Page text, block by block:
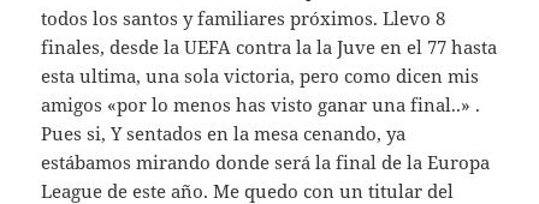
todos los santos y familiares próximos. Llevo 8
finales, desde la UEFA contra la la Juve en el 77 hasta
esta ultima, una sola victoria, pero como dicen mis
amigos «por lo menos has visto ganar una final..» .
Pues si, Y sentados en la mesa cenando, ya
estábamos mirando donde será la final de la Europa
League de este año. Me quedo con un titular del